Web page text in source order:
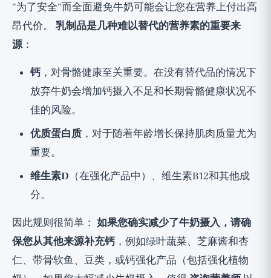
“为了安全”而全面避免牛奶可能会让您在营养上付出高
昂代价。 乳制品是几种难以替代的营养素的重要来
源：
钙 ，对骨骼健康至关重要。在没有替代品的情况下
放弃牛奶会增加钙摄入不足和长期骨骼健康状况不
佳的风险。
优质蛋白质 ，对于随着年龄增长保持肌肉质量尤为
重要。
维生素D （在强化产品中）、维生素B12和其他成
分。
因此规则很简单： 如果您确实减少了牛奶摄入，请确
保您从其他来源补充钙 ，例如绿叶蔬菜、芝麻酱和杏
仁、带骨软鱼、豆类，或钙强化产品（包括强化植物